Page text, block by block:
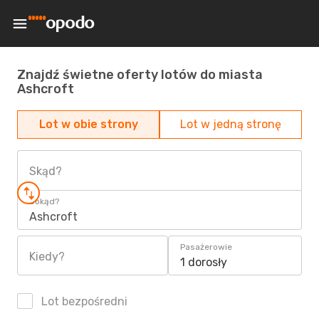
Znajdź świetne oferty lotów do miasta
Ashcroft
Lot w obie strony Lot w jedną stronę
Skąd?
Dokąd?
Ashcroft
Kiedy?
Pasażerowie
1 dorosły
Lot bezpośredni